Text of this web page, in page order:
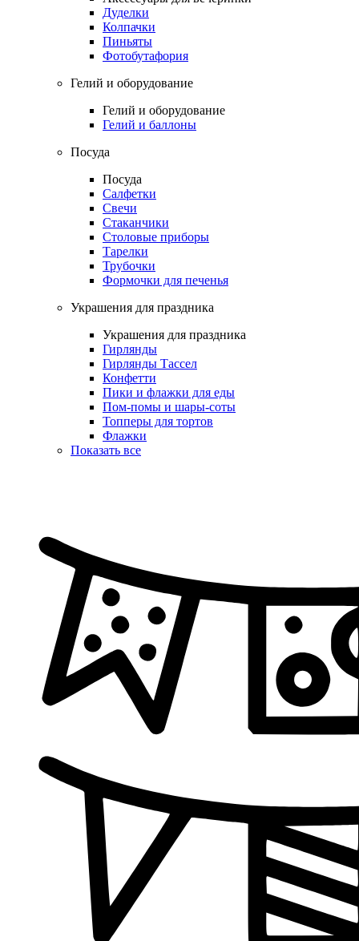
Дуделки
Колпачки
Пиньяты
Фотобутафория
Гелий и оборудование
Гелий и оборудование
Гелий и баллоны
Посуда
Посуда
Салфетки
Свечи
Стаканчики
Столовые приборы
Тарелки
Трубочки
Формочки для печенья
Украшения для праздника
Украшения для праздника
Гирлянды
Гирлянды Тассел
Конфетти
Пики и флажки для еды
Пом-помы и шары-соты
Топперы для тортов
Флажки
Показать все